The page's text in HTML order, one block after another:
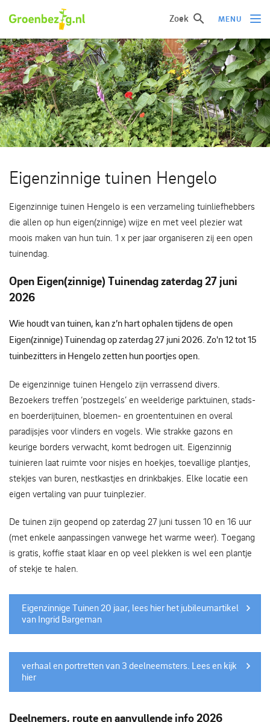
Zoek MENU
Ik wil iets doen
Ik wil iets leren
Groepen of initiatieven
Verhalen uit het veld
Over groenbezig
Meld jouw werkgroep of initiatief aan
Eigenzinnige tuinen Hengelo
Eigenzinnige tuinen Hengelo is een verzameling tuinliefhebbers
die allen op hun eigen(zinnige) wijze en met veel plezier wat
moois maken van hun tuin. 1 x per jaar organiseren zij een open
tuinendag.
Open Eigen(zinnige) Tuinendag zaterdag 27 juni
2026
Wie houdt van tuinen, kan z’n hart ophalen tijdens de open
Eigen(zinnige) Tuinendag op zaterdag 27 juni 2026. Zo'n 12 tot 15
tuinbezitters in Hengelo zetten hun poortjes open.
De eigenzinnige tuinen Hengelo zijn verrassend divers.
Bezoekers treffen ‘postzegels’ en weelderige parktuinen, stads-
en boerderijtuinen, bloemen- en groententuinen en overal
paradijsjes voor vlinders en vogels. Wie strakke gazons en
keurige borders verwacht, komt bedrogen uit. Eigenzinnig
tuinieren laat ruimte voor nisjes en hoekjes, toevallige plantjes,
stekjes van buren, nestkastjes en drinkbakjes. Elke locatie een
eigen vertaling van puur tuinplezier.
De tuinen zijn geopend op zaterdag 27 juni tussen 10 en 16 uur
(met enkele aanpassingen vanwege het warme weer). Toegang
is gratis, koffie staat klaar en op veel plekken is wel een plantje
of stekje te halen.
Eigenzinnige Tuinen 20 jaar, lees hier het jubileumartikel
van Ingrid Bargeman
verhaal en portretten van 3 deelneemsters. Lees en kijk
hier
Deelnemers, route en aanvullende info 2026